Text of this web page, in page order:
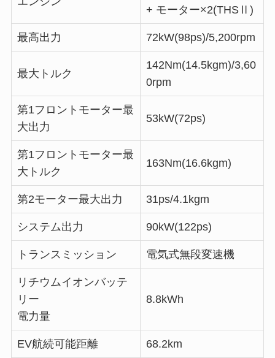
+ モーター×2(THSⅡ)
最高出力 72kW(98ps)/5,200rpm
最大トルク
142Nm(14.5kgm)/3,60
0rpm
第1フロントモーター最
大出力
53kW(72ps)
第1フロントモーター最
大トルク
163Nm(16.6kgm)
第2モーター最大出力 31ps/4.1kgm
システム出力 90kW(122ps)
トランスミッション 電気式無段変速機
リチウムイオンバッテ
リー
電力量
8.8kWh
EV航続可能距離 68.2km